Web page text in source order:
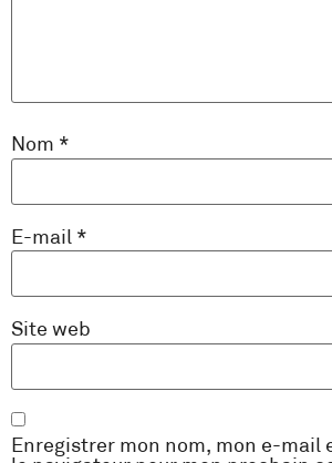
Nom *
E-mail *
Site web
Enregistrer mon nom, mon e-mail